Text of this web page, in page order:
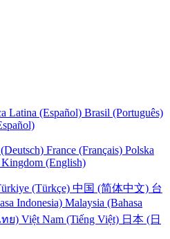
Latina (Español) Brasil (Português)
France (Français) Polska
(English)
(Türkçe) 中国 (简体中文) 台
Indonesia) Malaysia (Bahasa
ย) Việt Nam (Tiếng Việt) 日本 (日